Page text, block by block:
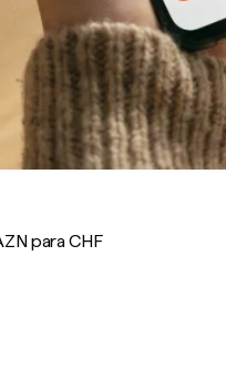
para CHF